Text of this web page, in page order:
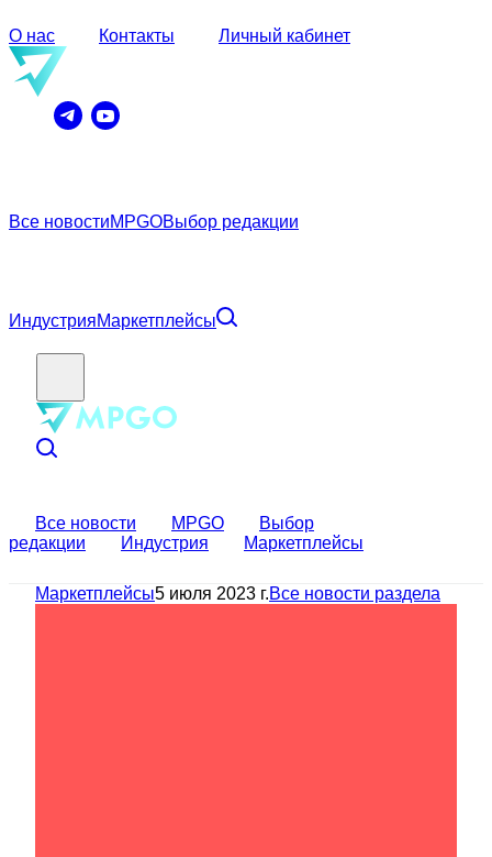
О нас Контакты Личный кабинет
Все новостиMPGOВыбор редакции
ИндустрияМаркетплейсы
Все новости MPGO
Выбор
редакции
Индустрия Маркетплейсы
Маркетплейсы5 июля 2023 г.Все новости раздела